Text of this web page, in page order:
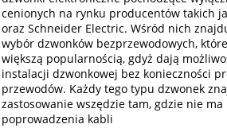
cenionych na rynku producentów takich
oraz Schneider Electric. Wśród nich
wybór dzwonków bezprzewodowych,
większą popularnością, gdyż dają
instalacji dzwonkowej bez konieczności
przewodów. Każdy tego typu dzwonek
zastosowanie wszędzie tam, gdzie nie ma
poprowadzenia kabli